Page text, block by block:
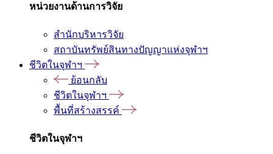
หน่วยงานด้านการวิจัย
สำนักบริหารวิจัย
สถาบันทรัพย์สินทางปัญญาแห่งจุฬาฯ
ชีวิตในจุฬาฯ
ย้อนกลับ
ชีวิตในจุฬาฯ
พื้นที่สร้างสรรค์
ชีวิตในจุฬาฯ